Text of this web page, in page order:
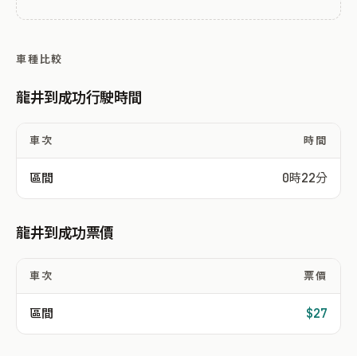
車種比較
龍井到成功行駛時間
車次 時間
區間 0時22分
龍井到成功票價
車次 票價
區間 $27